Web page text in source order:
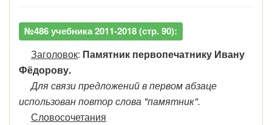
№486 учебника 2011-2018 (стр. 90):
Заголовок: Памятник первопечатнику Ивану
Фёдорову.
Для связи предложений в первом абзаце
использован повтор слова "памятник".
Словосочетания